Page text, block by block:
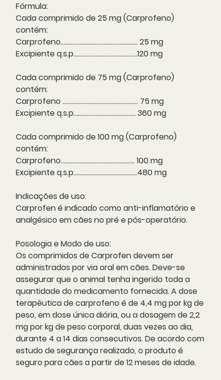
Fórmula:
Cada comprimido de 25 mg (Carprofeno)
contém:
Carprofeno.................................................... 25 mg
Excipiente q.s.p...........................................120 mg
Cada comprimido de 75 mg (Carprofeno)
contém:
Carprofeno ................................................... 75 mg
Excipiente q.s.p.......................................... 360 mg
Cada comprimido de 100 mg (Carprofeno)
contém:
Carprofeno.................................................. 100 mg
Excipiente q.s.p...........................................480 mg
Indicações de uso:
Carprofen é indicado como anti-inflamatório e
analgésico em cães no pré e pós-operatório.
Posologia e Modo de uso:
Os comprimidos de Carprofen devem ser
administrados por via oral em cães. Deve-se
assegurar que o animal tenha ingerido toda a
quantidade do medicamento fornecida. A dose
terapêutica de carprofeno é de 4,4 mg por kg de
peso, em dose única diária, ou a dosagem de 2,2
mg por kg de peso corporal, duas vezes ao dia,
durante 4 a 14 dias consecutivos. De acordo com
estudo de segurança realizado, o produto é
seguro para cães a partir de 12 meses de idade.